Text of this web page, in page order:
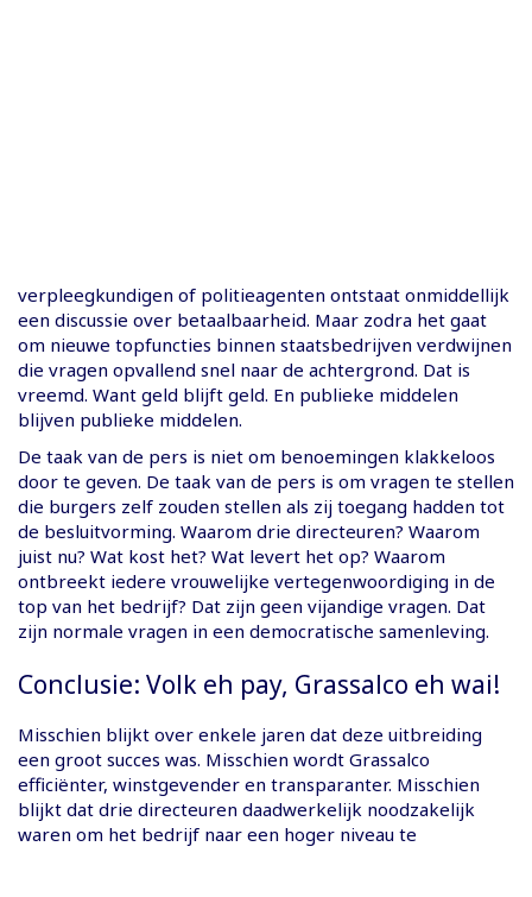
verpleegkundigen of politieagenten ontstaat onmiddellijk
een discussie over betaalbaarheid. Maar zodra het gaat
om nieuwe topfuncties binnen staatsbedrijven verdwijnen
die vragen opvallend snel naar de achtergrond. Dat is
vreemd. Want geld blijft geld. En publieke middelen
blijven publieke middelen.
De taak van de pers is niet om benoemingen klakkeloos
door te geven. De taak van de pers is om vragen te stellen
die burgers zelf zouden stellen als zij toegang hadden tot
de besluitvorming. Waarom drie directeuren? Waarom
juist nu? Wat kost het? Wat levert het op? Waarom
ontbreekt iedere vrouwelijke vertegenwoordiging in de
top van het bedrijf? Dat zijn geen vijandige vragen. Dat
zijn normale vragen in een democratische samenleving.
Conclusie: Volk eh pay, Grassalco eh wai!
Misschien blijkt over enkele jaren dat deze uitbreiding
een groot succes was. Misschien wordt Grassalco
efficiënter, winstgevender en transparanter. Misschien
blijkt dat drie directeuren daadwerkelijk noodzakelijk
waren om het bedrijf naar een hoger niveau te